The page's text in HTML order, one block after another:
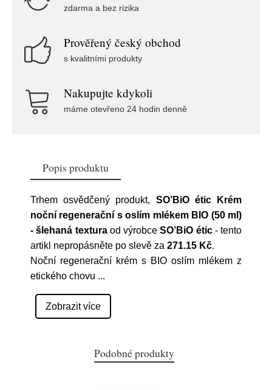
zdarma a bez rizika
Prověřený český obchod
s kvalitními produkty
Nakupujte kdykoli
máme otevřeno 24 hodin denně
Popis produktu
Trhem osvědčený produkt, SO’BiO étic Krém
noční regenerační s oslím mlékem BIO (50 ml)
- šlehaná texturaod výrobceSO’BiO étic- tento
artikl nepropásněte po slevě za 271.15 Kč.
Noční regenerační krém s BIO oslím mlékem z
etického chovu ...
Zobrazit více
Podobné produkty